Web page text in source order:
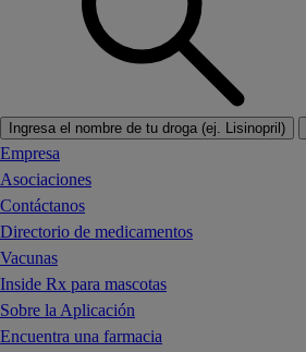
Ingresa el nombre de tu droga (ej. Lisinopril)
Empresa
Asociaciones
Contáctanos
Directorio de medicamentos
Vacunas
Inside Rx para mascotas
Sobre la Aplicación
Encuentra una farmacia